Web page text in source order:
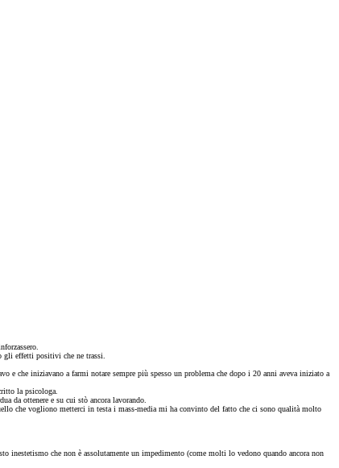
gli effetti positivi che ne trassi.
che iniziavano a farmi notare sempre più spesso un problema che dopo i 20 anni aveva iniziato a
la psicologa.
da ottenere e su cui stò ancora lavorando.
che vogliono metterci in testa i mass-media mi ha convinto del fatto che ci sono qualità molto
inestetismo che non è assolutamente un impedimento (come molti lo vedono quando ancora non